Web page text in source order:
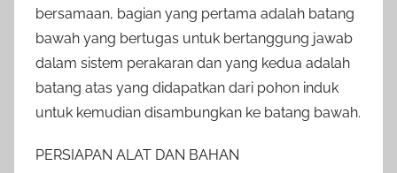
bersamaan, bagian yang pertama adalah batang
bawah yang bertugas untuk bertanggung jawab
dalam sistem perakaran dan yang kedua adalah
batang atas yang didapatkan dari pohon induk
untuk kemudian disambungkan ke batang bawah.
PERSIAPAN ALAT DAN BAHAN